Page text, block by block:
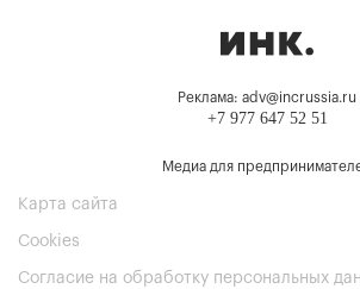
Реклама: adv@incrussia.ru
+7 977 647 52 51
Медиа для
Карта сайта
Cookies
Согласие на обработку персональных